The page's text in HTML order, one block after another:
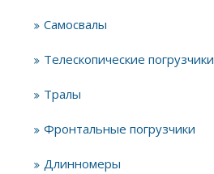
Самосвалы
Телескопические погрузчики
Тралы
Фронтальные погрузчики
Длинномеры